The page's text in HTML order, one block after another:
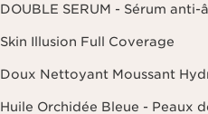
DOUBLE SERUM - Sérum
Skin Illusion Full Coverage
Doux Nettoyant Moussant
Huile Orchidée Bleue - Peaux